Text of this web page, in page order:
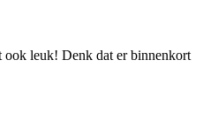
leuk! Denk dat er binnenkort